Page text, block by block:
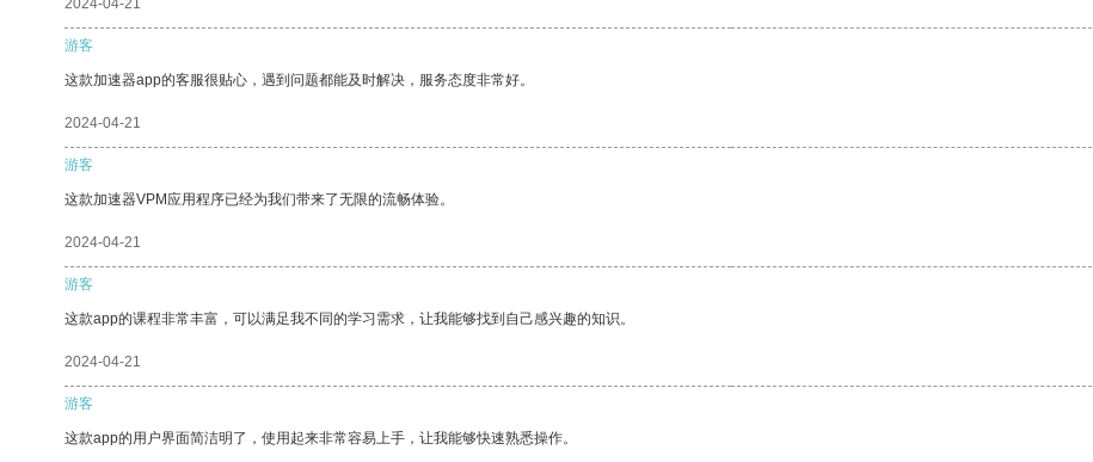
2024-04-21
游客
这款加速器app的客服很贴心，遇到问题都能及时解决，服务态度非常好。
2024-04-21
游客
这款加速器VPM应用程序已经为我们带来了无限的流畅体验。
2024-04-21
游客
这款app的课程非常丰富，可以满足我不同的学习需求，让我能够找到自己感兴趣的知识。
2024-04-21
游客
这款app的用户界面简洁明了，使用起来非常容易上手，让我能够快速熟悉操作。